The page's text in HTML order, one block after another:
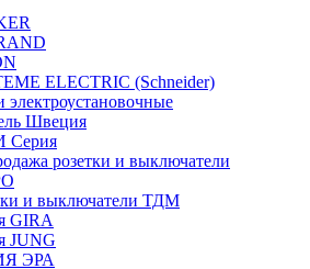
ELECTRIC (Schneider)
электроустановочные
Швеция
Серия
розетки и выключатели
и выключатели ТДМ
GIRA
JUNG
ЭРА